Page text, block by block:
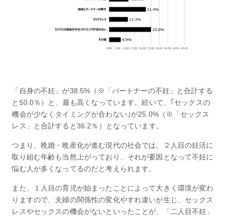
「自身の不妊」が38.5%（※「パートナーの不妊」と合計する
と50.0％）と、最も高くなっています。続いて、｢セックスの
機会が少なくタイミングが合わない｣が25.0%（※「セックス
レス」と合計すると36.2％）となっています。
つまり、晩婚・晩産化が進む現代の社会では、２人目の妊活に
取り組む年齢も当然上がっており、それが要因となって不妊に
悩む人が多くなってるのだと考えられます。
また、１人目の育児が始まったことによって大きく環境が変わ
りますので、夫婦の関係性の変化やすれ違いが生じ、セックス
レスやセックスの機会がないといったことが、「二人目不妊」